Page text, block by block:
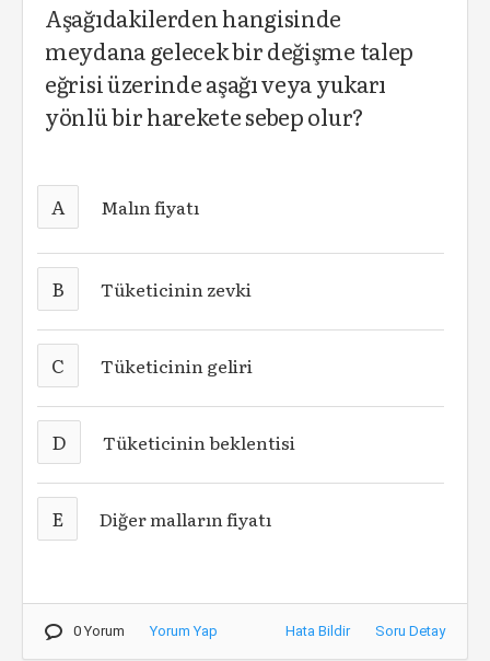
Aşağıdakilerden hangisinde
meydana gelecek bir değişme talep
eğrisi üzerinde aşağı veya yukarı
yönlü bir harekete sebep olur?
A Malın fiyatı
B Tüketicinin zevki
C Tüketicinin geliri
D Tüketicinin beklentisi
E Diğer malların fiyatı
0 Yorum Yorum Yap Hata Bildir Soru Detay